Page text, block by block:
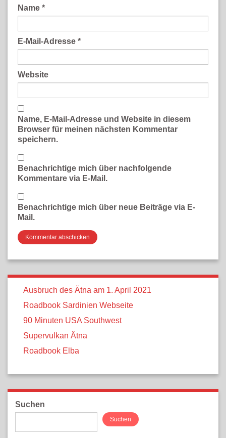
Name *
E-Mail-Adresse *
Website
Name, E-Mail-Adresse und Website in diesem
Browser für meinen nächsten Kommentar
speichern.
Benachrichtige mich über nachfolgende
Kommentare via E-Mail.
Benachrichtige mich über neue Beiträge via E-
Mail.
Ausbruch des Ätna am 1. April 2021
Roadbook Sardinien Webseite
90 Minuten USA Southwest
Supervulkan Ätna
Roadbook Elba
Suchen
Suchen